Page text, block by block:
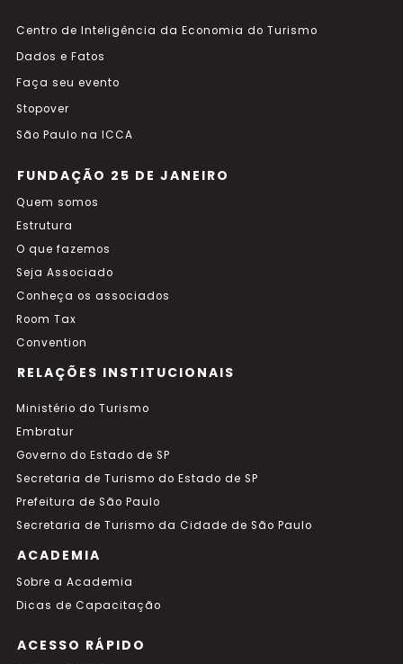
Centro de Inteligência da Economia do Turismo
Dados e Fatos
Faça seu evento
Stopover
São Paulo na ICCA
FUNDAÇÃO 25 DE JANEIRO
Quem somos
Estrutura
O que fazemos
Seja Associado
Conheça os associados
Room Tax
Convention
RELAÇÕES INSTITUCIONAIS
Ministério do Turismo
Embratur
Governo do Estado de SP
Secretaria de Turismo do Estado de SP
Prefeitura de São Paulo
Secretaria de Turismo da Cidade de São Paulo
ACADEMIA
Sobre a Academia
Dicas de Capacitação
ACESSO RÁPIDO